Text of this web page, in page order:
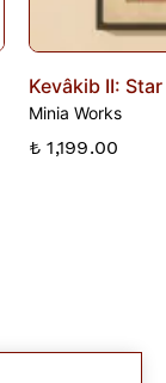
Kevâkib II:
Minia Works
₺ 1,199.00